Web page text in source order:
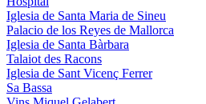
Iglesia de Santa Maria de Sineu
Palacio de los Reyes de Mallorca
Iglesia de Santa Bàrbara
Talaiot des Racons
Iglesia de Sant Vicenç Ferrer
Sa Bassa